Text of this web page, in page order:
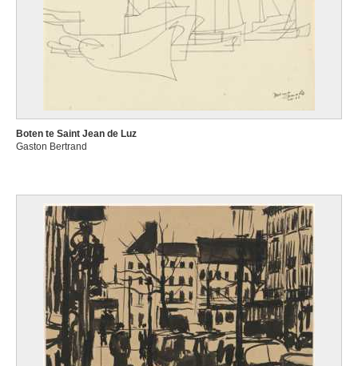
Boten te Saint Jean de Luz
Gaston Bertrand